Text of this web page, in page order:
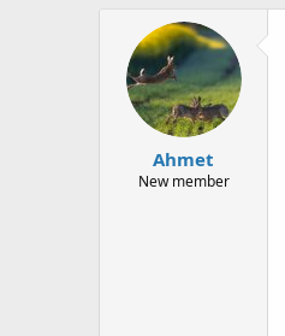
ş
l
a
n
g
ı
ç
t
Ahmet
New member